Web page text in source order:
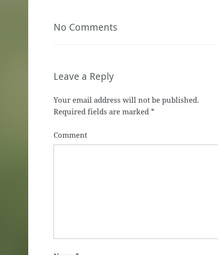
No Comments
Leave a Reply
Your email address will not be published.
Required fields are marked *
Comment